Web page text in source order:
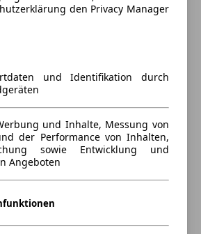
den Privacy Manager
und Identifikation durch
und Inhalte, Messung von
der Performance von Inhalten,
sowie Entwicklung und
Angeboten